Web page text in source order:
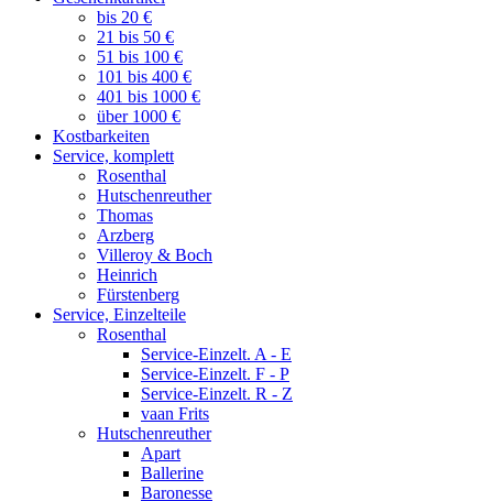
bis 20 €
21 bis 50 €
51 bis 100 €
101 bis 400 €
401 bis 1000 €
über 1000 €
Kostbarkeiten
Service, komplett
Rosenthal
Hutschenreuther
Thomas
Arzberg
Villeroy & Boch
Heinrich
Fürstenberg
Service, Einzelteile
Rosenthal
Service-Einzelt. A - E
Service-Einzelt. F - P
Service-Einzelt. R - Z
vaan Frits
Hutschenreuther
Apart
Ballerine
Baronesse